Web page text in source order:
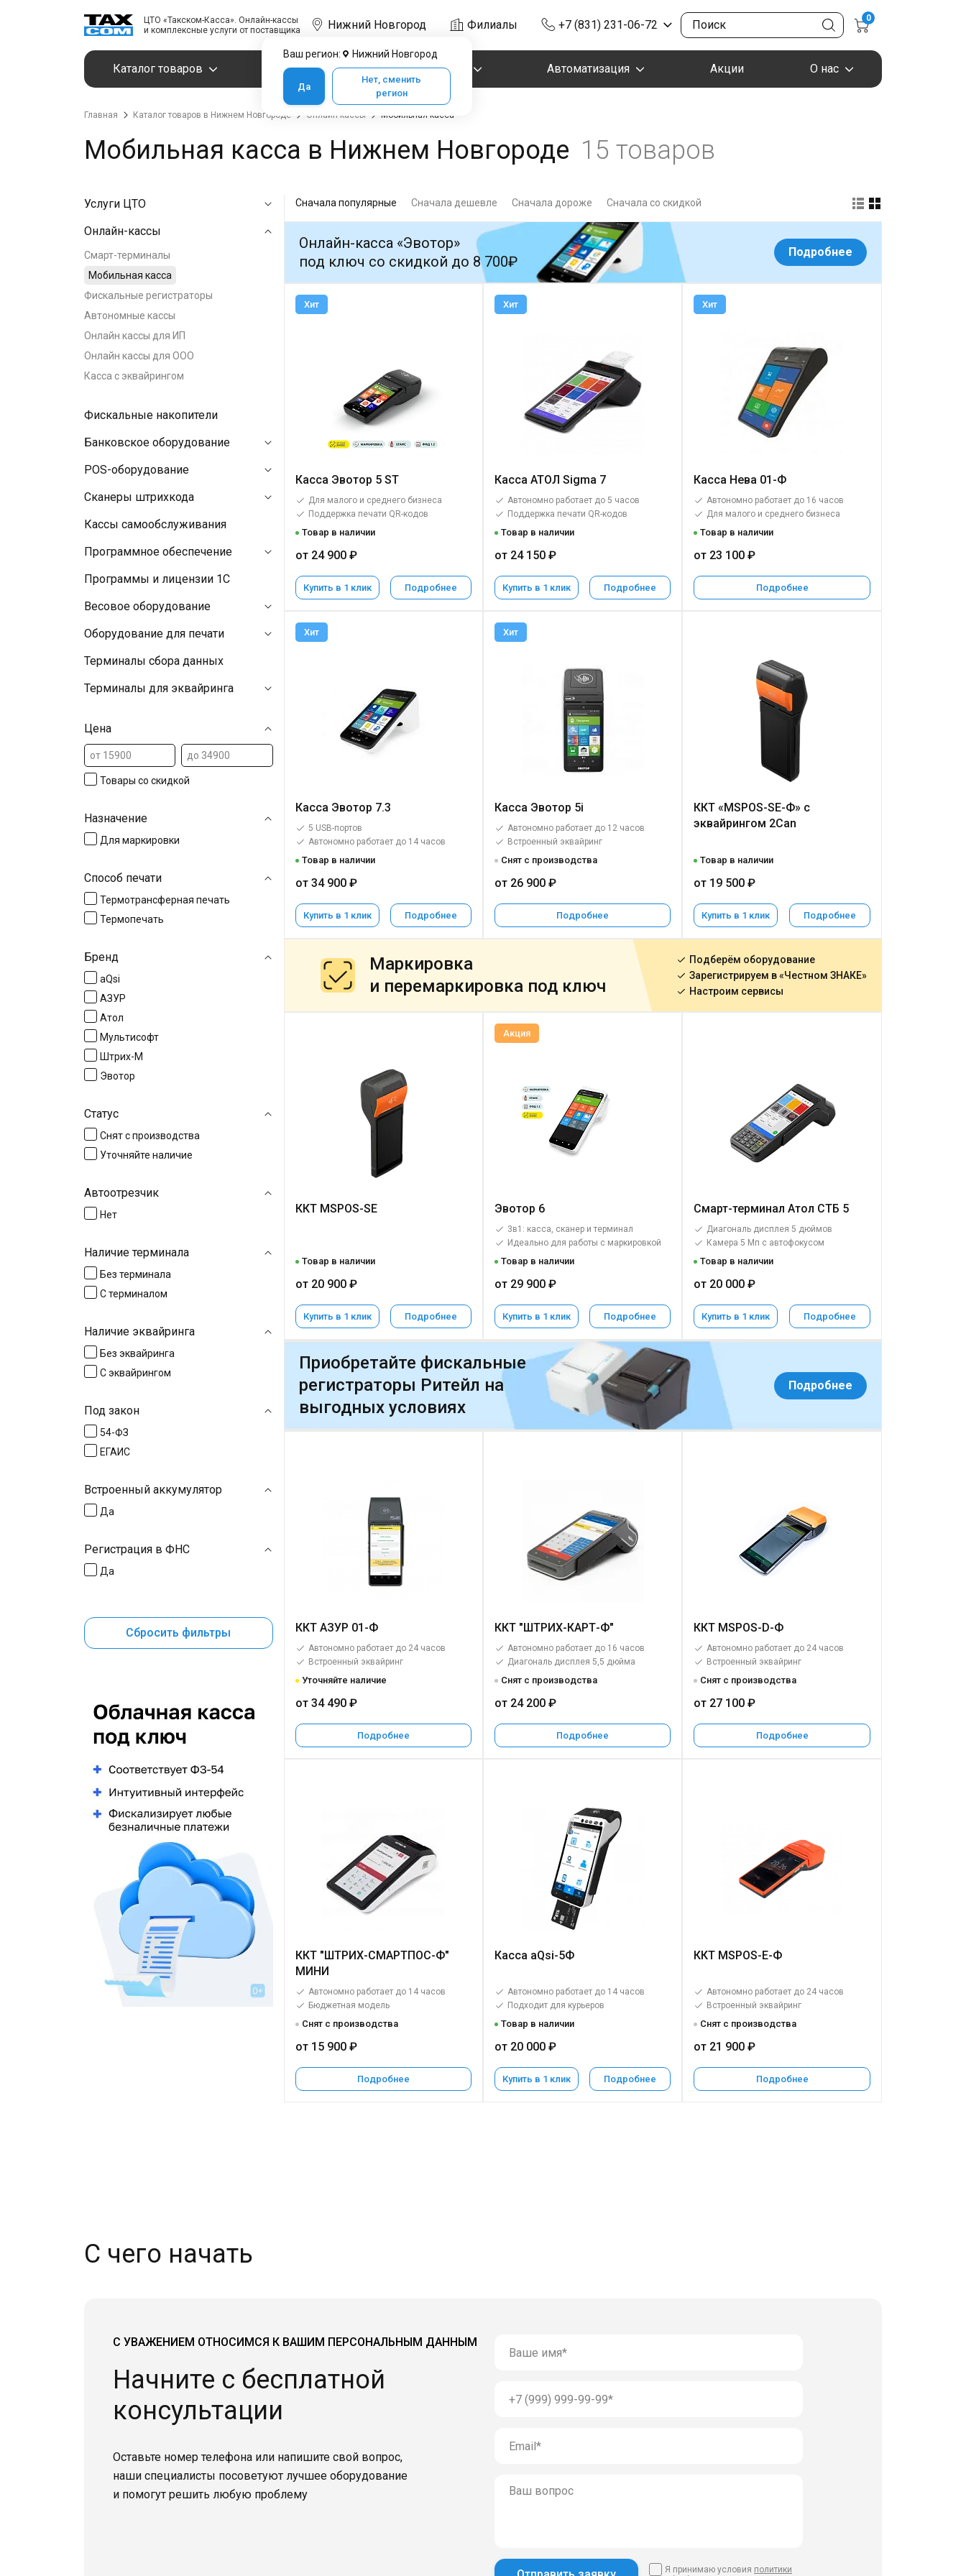
ЦТО «Такском-Касса». Онлайн-кассы
и комплексные услуги от поставщика
Нижний Новгород
Ваш регион: Нижний Новгород
Да
Нет, сменить
регион
Филиалы +7 (831) 231-06-72
0
Каталог товаров Услуги Маркировка Автоматизация Акции О нас
Главная Каталог товаров в Нижнем Новгороде Онлайн-кассы Мобильная касса
Мобильная касса в Нижнем Новгороде 15 товаров
Услуги ЦТО
Онлайн-кассы
Смарт-терминалы
Мобильная касса
Фискальные регистраторы
Автономные кассы
Онлайн кассы для ИП
Онлайн кассы для ООО
Касса с эквайрингом
Фискальные накопители
Банковское оборудование
POS-оборудование
Сканеры штрихкода
Кассы самообслуживания
Программное обеспечение
Программы и лицензии 1C
Весовое оборудование
Оборудование для печати
Терминалы сбора данных
Терминалы для эквайринга
Цена
Товары со скидкой
Назначение
Для маркировки
Способ печати
Термотрансферная печать
Термопечать
Бренд
aQsi
АЗУР
Атол
Мультисофт
Штрих-М
Эвотор
Статус
Снят с производства
Уточняйте наличие
Автоотрезчик
Нет
Наличие терминала
Без терминала
С терминалом
Наличие эквайринга
Без эквайринга
С эквайрингом
Под закон
54-ФЗ
ЕГАИС
Встроенный аккумулятор
Да
Регистрация в ФНС
Да
Сбросить фильтры
Сначала популярные Сначала дешевле Сначала дороже Сначала со скидкой
Хит
Касса Эвотор 5 ST
Для малого и среднего бизнеса
Поддержка печати QR-кодов
Товар в наличии
от 24 900 ₽
Купить в 1 клик Подробнее
Хит
Касса АТОЛ Sigma 7
Автономно работает до 5 часов
Поддержка печати QR-кодов
Товар в наличии
от 24 150 ₽
Купить в 1 клик Подробнее
Хит
Касса Нева 01-Ф
Автономно работает до 16 часов
Для малого и среднего бизнеса
Товар в наличии
от 23 100 ₽
Подробнее
Хит
Касса Эвотор 7.3
5 USB-портов
Автономно работает до 14 часов
Товар в наличии
от 34 900 ₽
Купить в 1 клик Подробнее
Хит
Касса Эвотор 5i
Автономно работает до 12 часов
Встроенный эквайринг
Снят с производства
от 26 900 ₽
Подробнее
ККТ «MSPOS-SE-Ф» с
эквайрингом 2Can
Товар в наличии
от 19 500 ₽
Купить в 1 клик Подробнее
ККТ MSPOS-SE
Товар в наличии
от 20 900 ₽
Купить в 1 клик Подробнее
Акция
Эвотор 6
3в1: касса, сканер и терминал
Идеально для работы с маркировкой
Товар в наличии
от 29 900 ₽
Купить в 1 клик Подробнее
Смарт-терминал Атол СТБ 5
Диагональ дисплея 5 дюймов
Камера 5 Мп с автофокусом
Товар в наличии
от 20 000 ₽
Купить в 1 клик Подробнее
ККТ АЗУР 01-Ф
Автономно работает до 24 часов
Встроенный эквайринг
Уточняйте наличие
от 34 490 ₽
Подробнее
ККТ "ШТРИХ-КАРТ-Ф"
Автономно работает до 16 часов
Диагональ дисплея 5,5 дюйма
Снят с производства
от 24 200 ₽
Подробнее
ККТ MSPOS-D-Ф
Автономно работает до 24 часов
Встроенный эквайринг
Снят с производства
от 27 100 ₽
Подробнее
ККТ "ШТРИХ-СМАРТПОС-Ф"
МИНИ
Автономно работает до 14 часов
Бюджетная модель
Снят с производства
от 15 900 ₽
Подробнее
Касса aQsi-5Ф
Автономно работает до 14 часов
Подходит для курьеров
Товар в наличии
от 20 000 ₽
Купить в 1 клик Подробнее
ККТ MSPOS-E-Ф
Автономно работает до 24 часов
Встроенный эквайринг
Снят с производства
от 21 900 ₽
Подробнее
Онлайн-касса «Эвотор»
под ключ со скидкой до 8 700₽
Подробнее
Маркировка
и перемаркировка под ключ
Подберём оборудование
Зарегистрируем в «Честном ЗНАКЕ»
Настроим сервисы
Приобретайте фискальные
регистраторы Ритейл на
выгодных условиях
Подробнее
С чего начать
С УВАЖЕНИЕМ ОТНОСИМСЯ К ВАШИМ ПЕРСОНАЛЬНЫМ ДАННЫМ
Начните с бесплатной
консультации
Оставьте номер телефона или напишите свой вопрос,
наши специалисты посоветуют лучшее оборудование
и помогут решить любую проблему
Я принимаю условия политики